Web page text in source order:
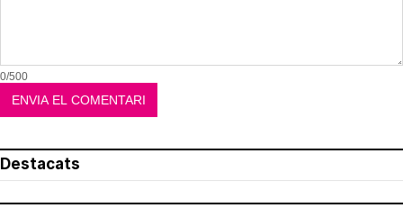
0/500
Destacats